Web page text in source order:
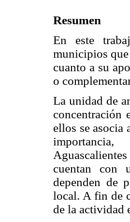
Resumen
En este
municipios
cuanto a su
o
La unidad de
concentración
ellos se asocia
cuentan con
dependen de
local. A fin de
de la actividad